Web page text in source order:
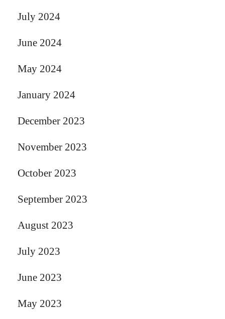
July 2024
June 2024
May 2024
January 2024
December 2023
November 2023
October 2023
September 2023
August 2023
July 2023
June 2023
May 2023